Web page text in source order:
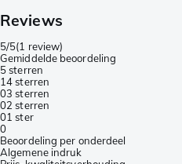
Reviews
5/5(1 review)
Gemiddelde beoordeling
5 sterren
14 sterren
03 sterren
02 sterren
01 ster
0
Beoordeling per onderdeel
Algemene indruk